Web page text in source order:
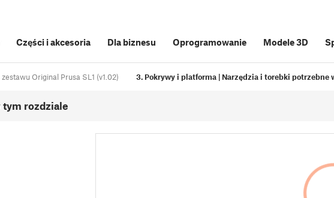
Części i akcesoria Dla biznesu Oprogramowanie Modele 3D
Original Prusa SL1 (v1.02) 3. Pokrywy i platforma | Narzędzia i torebki potrzebne
tym rozdziale